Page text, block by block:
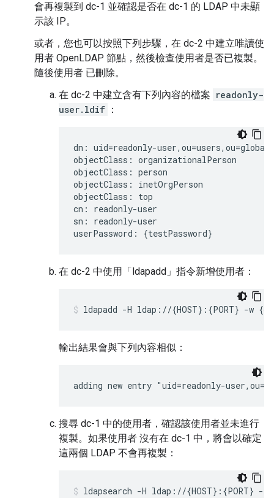
會再複製到 dc-1 並確認是否在 dc-1 的 LDAP 中未顯
示該 IP。
或者，您也可以按照下列步驟，在 dc-2 中建立唯讀使
用者 OpenLDAP 節點，然後檢查使用者是否已複製。
隨後使用者 已刪除。
在 dc-2 中建立含有下列內容的檔案 readonly-
user.ldif ：
dn: uid=readonly-
objectClass: organizationalPerson
objectClass: person
objectClass: inetOrgPerson
objectClass: top
cn: readonly-user
sn: readonly-user
userPassword: {testPassword}
在 dc-2 中使用「ldapadd」指令新增使用者：
ldapadd -H ldap://{HOST}:{PORT} -w
輸出結果會與下列內容相似：
adding new entry "uid=readonly-
搜尋 dc-1 中的使用者，確認該使用者並未進行
複製。如果使用者 沒有在 dc-1 中，將會以確定
這兩個 LDAP 不會再複製：
ldapsearch -H ldap://{HOST}:{PORT} -x